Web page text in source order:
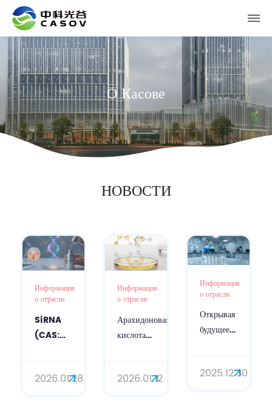
О Касове
НОВОСТИ
Информация
о отрасли
SiRNA
(CAS:
Открывая
2026.01.28
Информация
о отрасли
Арахидоновая
кислота
основа
2026.01.12
Информация
о отрасли
Открывая
будущее
высокочистая
2025.12.30